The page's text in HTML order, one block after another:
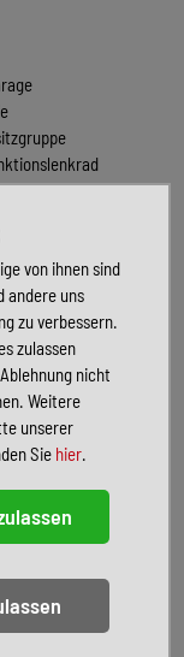
Scheiben
Sitzgruppe
von ihnen sind
andere uns
zu verbessern.
zulassen
nicht
Weitere
unserer
Sie hier.